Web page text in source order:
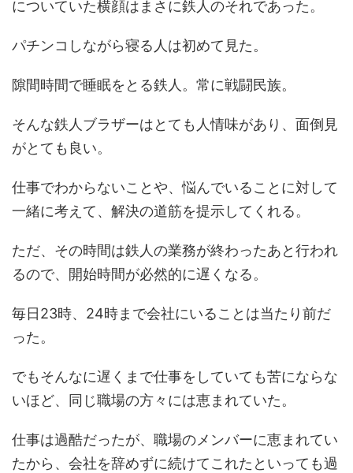
についていた横顔はまさに鉄人のそれであった。
パチンコしながら寝る人は初めて見た。
隙間時間で睡眠をとる鉄人。常に戦闘民族。
そんな鉄人ブラザーはとても人情味があり、面倒見
がとても良い。
仕事でわからないことや、悩んでいることに対して
一緒に考えて、解決の道筋を提示してくれる。
ただ、その時間は鉄人の業務が終わったあと行われ
るので、開始時間が必然的に遅くなる。
毎日23時、24時まで会社にいることは当たり前だ
った。
でもそんなに遅くまで仕事をしていても苦にならな
いほど、同じ職場の方々には恵まれていた。
仕事は過酷だったが、職場のメンバーに恵まれてい
たから、会社を辞めずに続けてこれたといっても過